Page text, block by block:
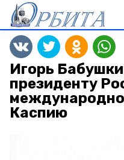
Игорь
президенту
Каспию